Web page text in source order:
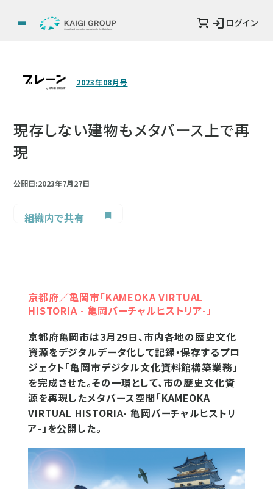
ログイン
2023年08月号
現存しない建物もメタバース上で再
現
公開日:2023年7月27日
組織内で共有
京都府／亀岡市「KAMEOKA VIRTUAL
HISTORIA - 亀岡バーチャルヒストリア-」
京都府亀岡市は3月29日、市内各地の歴史文化
資源をデジタルデータ化して記録・保存するプロ
ジェクト「亀岡市デジタル文化資料館構築業務」
を完成させた。その一環として、市の歴史文化資
源を再現したメタバース空間「KAMEOKA
VIRTUAL HISTORIA- 亀岡バーチャルヒストリ
ア-」を公開した。